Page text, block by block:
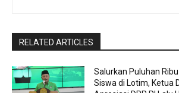
RELATED ARTICLES
Salurkan Puluhan
Siswa di Lotim, Ketua